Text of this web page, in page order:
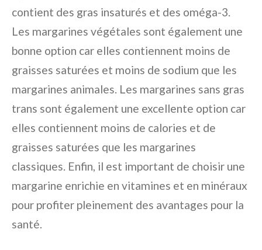
contient des gras insaturés et des oméga-3.
Les margarines végétales sont également une
bonne option car elles contiennent moins de
graisses saturées et moins de sodium que les
margarines animales. Les margarines sans gras
trans sont également une excellente option car
elles contiennent moins de calories et de
graisses saturées que les margarines
classiques. Enfin, il est important de choisir une
margarine enrichie en vitamines et en minéraux
pour profiter pleinement des avantages pour la
santé.